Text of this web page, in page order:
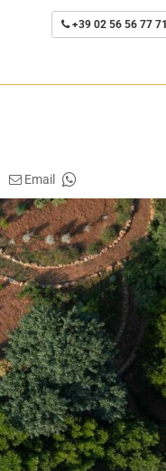
+39 02 56 56 77 71
Email